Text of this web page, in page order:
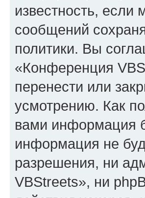
известность,
сообщений
политики. Вы
«Конференция
перенести или
усмотрению. Как
вами информация
информация не
разрешения, ни
VBStreets», ни